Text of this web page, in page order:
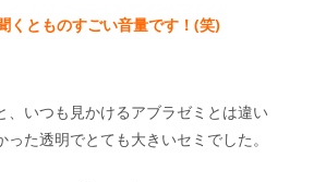
くとものすごい音量です！(笑)
、いつも見かけるアブラゼミとは違い
た透明でとても大きいセミでした。